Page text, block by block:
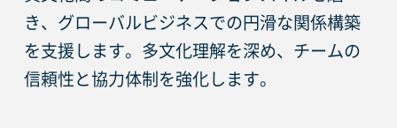
き、グローバルビジネスでの円滑な関係構築
を支援します。多文化理解を深め、チームの
信頼性と協力体制を強化します。